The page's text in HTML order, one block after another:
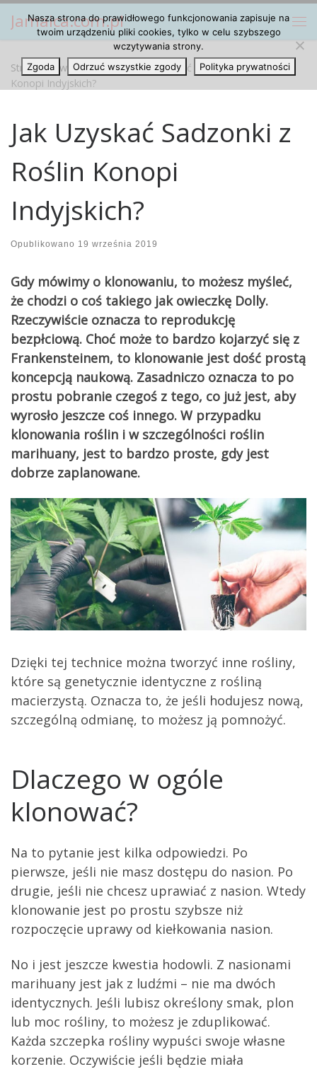
Przejdź do treści
Jamaica.com.pl
Strona główna » Artykuły » Jak Uzyskać Sadzonki z Roślin
Konopi Indyjskich?
Jak Uzyskać Sadzonki z
Roślin Konopi
Indyjskich?
Opublikowano 19 września 2019
Gdy mówimy o klonowaniu, to możesz myśleć,
że chodzi o coś takiego jak owieczkę Dolly.
Rzeczywiście oznacza to reprodukcję
bezpłciową. Choć może to bardzo kojarzyć się z
Frankensteinem, to klonowanie jest dość prostą
koncepcją naukową. Zasadniczo oznacza to po
prostu pobranie czegoś z tego, co już jest, aby
wyrosło jeszcze coś innego. W przypadku
klonowania roślin i w szczególności roślin
marihuany, jest to bardzo proste, gdy jest
dobrze zaplanowane.
Dzięki tej technice można tworzyć inne rośliny,
które są genetycznie identyczne z rośliną
macierzystą. Oznacza to, że jeśli hodujesz nową,
szczególną odmianę, to możesz ją pomnożyć.
Dlaczego w ogóle
klonować?
Na to pytanie jest kilka odpowiedzi. Po
pierwsze, jeśli nie masz dostępu do nasion. Po
drugie, jeśli nie chcesz uprawiać z nasion. Wtedy
klonowanie jest po prostu szybsze niż
rozpoczęcie uprawy od kiełkowania nasion.
No i jest jeszcze kwestia hodowli. Z nasionami
marihuany jest jak z ludźmi – nie ma dwóch
identycznych. Jeśli lubisz określony smak, plon
lub moc rośliny, to możesz je zduplikować.
Każda szczepka rośliny wypuści swoje własne
korzenie. Oczywiście jeśli będzie miała
Nasza strona do prawidłowego funkcjonowania zapisuje na
twoim urządzeniu pliki cookies, tylko w celu szybszego
wczytywania strony.
Zgoda
Odrzuć wszystkie zgody Polityka prywatności